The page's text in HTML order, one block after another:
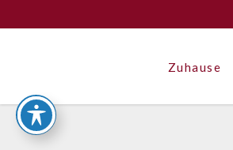
Zuhause